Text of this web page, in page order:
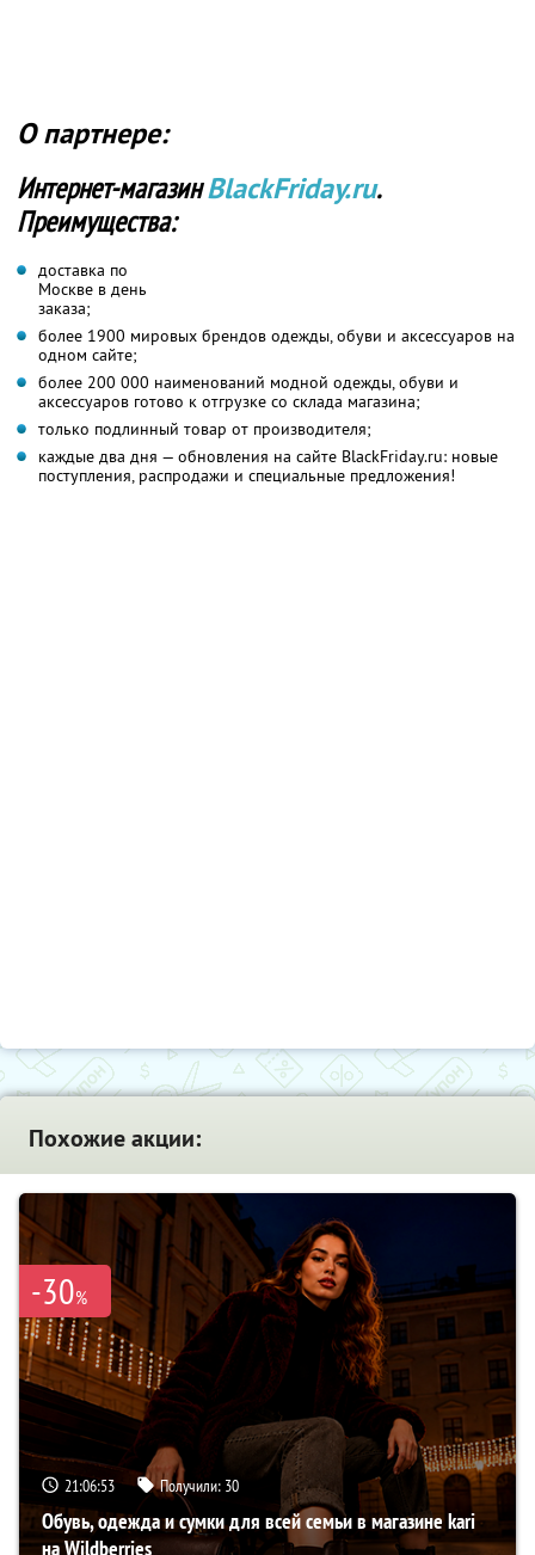
О партнере:
Интернет-магазинBlackFriday.ru.
Преимущества:
доставка по
Москве в день
заказа;
более 1900 мировых брендов одежды, обуви и аксессуаров на
одном сайте;
более 200 000 наименований модной одежды, обуви и
аксессуаров готово к отгрузке со склада магазина;
только подлинный товар от производителя;
каждые два дня — обновления на сайте BlackFriday.ru: новые
поступления, распродажи и специальные предложения!
Похожие акции:
-30%
21:06:52 Получили: 30
Обувь, одежда и сумки для всей семьи в магазине kari
на Wildberries